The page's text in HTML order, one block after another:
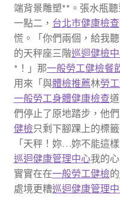
端背景雕塑**。張水瓶
一點二， 台北巿健康檢查
慌。「你們兩個，給我
的天秤座三階巡迴健檢
*！」那一般勞工健檢餐
用來「與體檢推薦林勞
一般勞工身體健康檢查
們停止了原地踏步，他
健檢只剩下腳踝上的標
「天秤！妳…妳不能這
巡迴健康管理中心我的
實實在在一般勞工健檢的
處境更糟巡迴健康管理